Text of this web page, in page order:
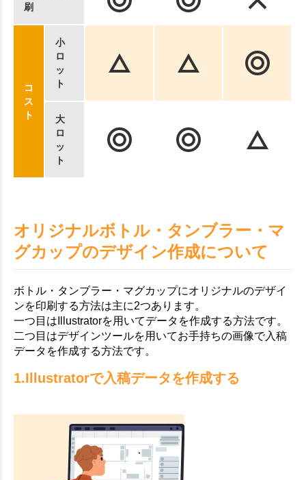
刷
コ
ス
ト
小
ロ
ッ
ト
大
ロ
ッ
ト
オリジナルボトル・タンブラー・マ
グカップのデザイン作成について
ボトル・タンブラー・マグカップにオリジナルのデザイ
ンを印刷する方法は主に2つあります。
一つ目はIllustratorを用いてデータを作成する方法です。
二つ目はデザインツールを用いてお手持ちの画像で入稿
データを作成する方法です。
1.Illustratorで入稿データを作成する